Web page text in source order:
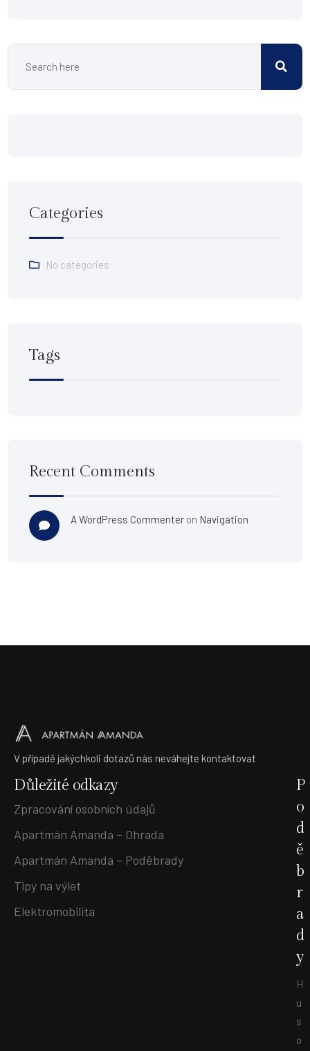
Categories
No categories
Tags
Recent Comments
A WordPress Commenter on Navigation
V případě jakýchkoli dotazů nás neváhejte kontaktovat
Důležité odkazy
Zpracování osobních údajů
Apartmán Amanda – Ohrada
Apartmán Amanda – Poděbrady
Tipy na výlet
Elektromobilita
P
o
d
ě
b
r
a
d
y
H
u
s
o